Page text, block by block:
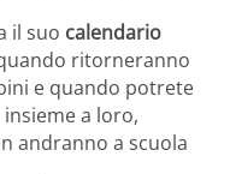
il suo calendario
ritorneranno
e quando potrete
a loro,
andranno a scuola